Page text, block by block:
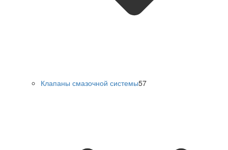
Клапаны смазочной системы57